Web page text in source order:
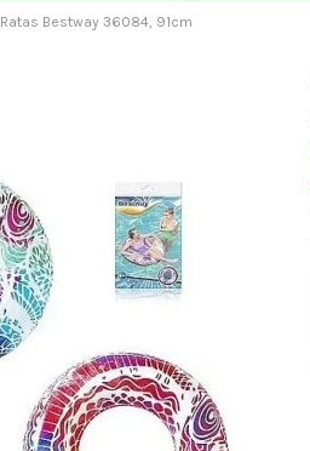
Ratas Bestway 36084, 91cm